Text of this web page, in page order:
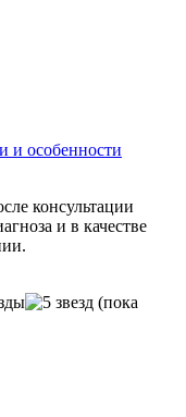
и особенности
консультации
и в качестве
(пока